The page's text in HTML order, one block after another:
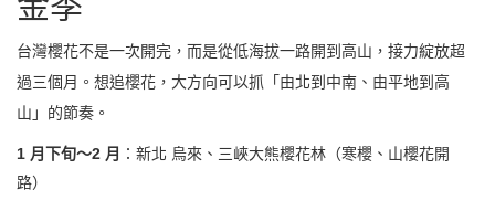
台灣櫻花不是一次開完，而是從低海拔一路開到高山，接力綻放超
過三個月。想追櫻花，大方向可以抓「由北到中南、由平地到高
山」的節奏。
1 月下旬～2 月 ：新北 烏來、三峽大熊櫻花林（寒櫻、山櫻花開
路）